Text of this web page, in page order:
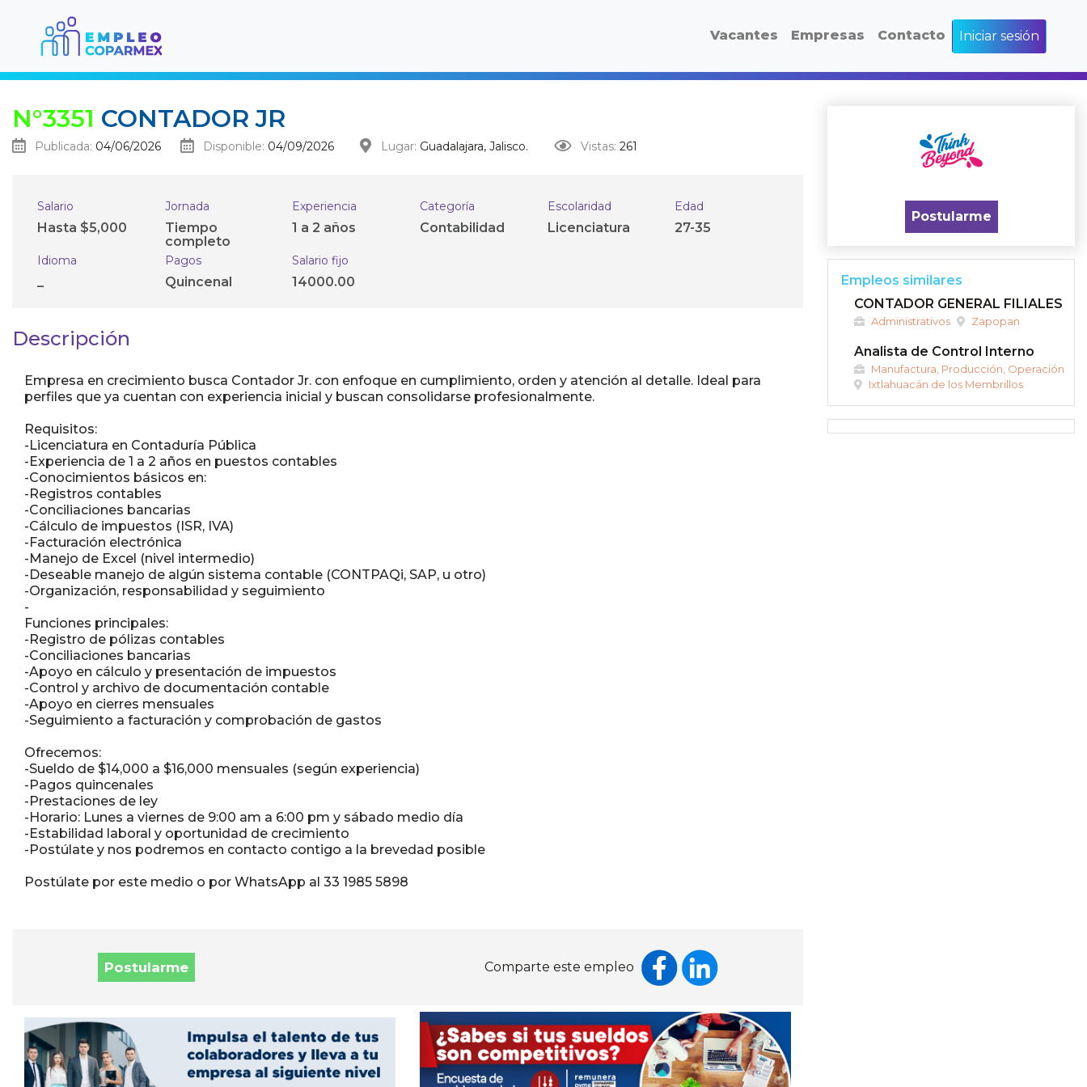
Vacantes Empresas Contacto Iniciar sesión
N°3351 CONTADOR JR
Publicada: 04/06/2026 Disponible: 04/09/2026 Lugar: Guadalajara, Jalisco. Vistas: 261
Salario
Hasta $5,000
Jornada
Tiempo
completo
Experiencia
1 a 2 años
Categoría
Contabilidad
Escolaridad
Licenciatura
Edad
27-35
Idioma
_
Pagos
Quincenal
Salario fijo
14000.00
Descripción
Empresa en crecimiento busca Contador Jr. con enfoque en cumplimiento, orden y atención al detalle. Ideal para
perfiles que ya cuentan con experiencia inicial y buscan consolidarse profesionalmente.
Requisitos:
-Licenciatura en Contaduría Pública
-Experiencia de 1 a 2 años en puestos contables
-Conocimientos básicos en:
-Registros contables
-Conciliaciones bancarias
-Cálculo de impuestos (ISR, IVA)
-Facturación electrónica
-Manejo de Excel (nivel intermedio)
-Deseable manejo de algún sistema contable (CONTPAQi, SAP, u otro)
-Organización, responsabilidad y seguimiento
-
Funciones principales:
-Registro de pólizas contables
-Conciliaciones bancarias
-Apoyo en cálculo y presentación de impuestos
-Control y archivo de documentación contable
-Apoyo en cierres mensuales
-Seguimiento a facturación y comprobación de gastos
Ofrecemos:
-Sueldo de $14,000 a $16,000 mensuales (según experiencia)
-Pagos quincenales
-Prestaciones de ley
-Horario: Lunes a viernes de 9:00 am a 6:00 pm y sábado medio día
-Estabilidad laboral y oportunidad de crecimiento
-Postúlate y nos podremos en contacto contigo a la brevedad posible
Postúlate por este medio o por WhatsApp al 33 1985 5898
Postularme Comparte este empleo
Postularme
Empleos similares
CONTADOR GENERAL FILIALES
Administrativos Zapopan
Analista de Control Interno
Manufactura, Producción, Operación
Ixtlahuacán de los Membrillos